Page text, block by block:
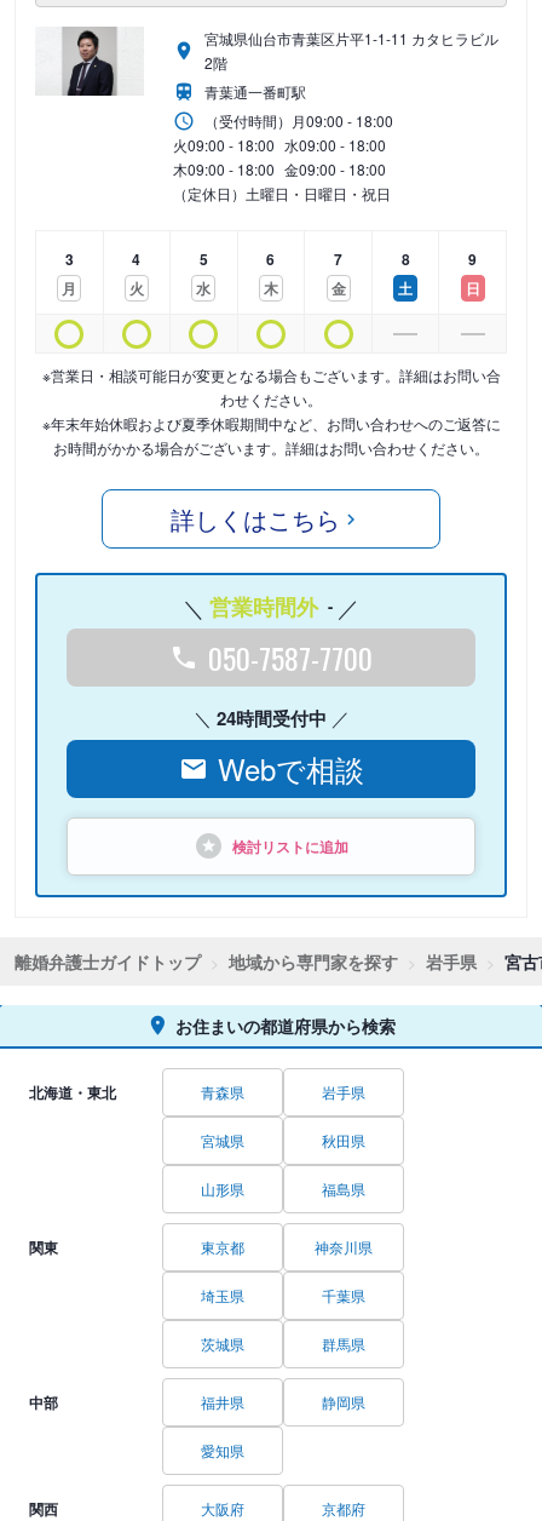
宮城県仙台市青葉区片平1-1-11 カタヒラビル
2階
青葉通一番町駅
（受付時間） 月09:00 - 18:00
火09:00 - 18:00 水09:00 - 18:00
木09:00 - 18:00 金09:00 - 18:00
（定休日）土曜日・日曜日・祝日
3
月
4
火
5
水
6
木
7
金
8
土
9
日
※営業日・相談可能日が変更となる場合もございます。詳細はお問い合
わせください。
※年末年始休暇および夏季休暇期間中など、お問い合わせへのご返答に
お時間がかかる場合がございます。詳細はお問い合わせください。
詳しくはこちら
営業時間外 -
050-7587-7700
24時間受付中
Webで相談
検討リストに追加
離婚弁護士ガイドトップ 地域から専門家を探す 岩手県 宮
お住まいの都道府県から検索
北海道・東北 青森県 岩手県
宮城県 秋田県
山形県 福島県
関東 東京都 神奈川県
埼玉県 千葉県
茨城県 群馬県
中部 福井県 静岡県
愛知県
関西 大阪府 京都府